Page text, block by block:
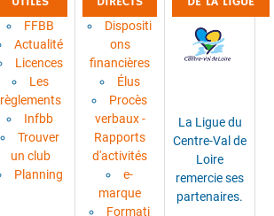
FFBB
Actualité
Licences
Les
règlements
Infbb
Trouver
un club
Planning
Dispositi
ons
financières
Élus
Procès
verbaux -
Rapports
d'activités
e-
marque
Formati
La Ligue du
Centre-Val de
Loire
remercie ses
partenaires.